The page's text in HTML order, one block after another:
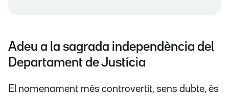
Adeu a la sagrada independència del
Departament de Justícia
El nomenament més controvertit, sens dubte, és